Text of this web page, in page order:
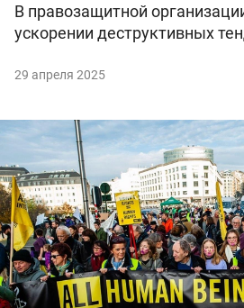
В правозащитной
ускорении деструктивных
29 апреля 2025